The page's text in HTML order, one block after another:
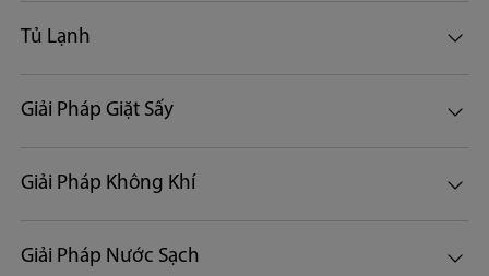
Tủ Lạnh
Giải Pháp Giặt Sấy
Giải Pháp Không Khí
Giải Pháp Nước Sạch